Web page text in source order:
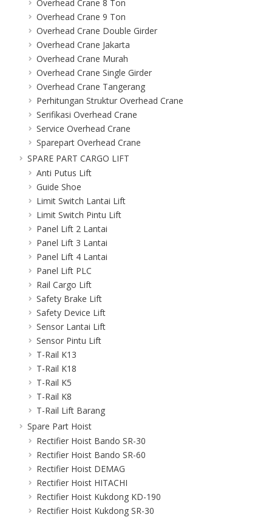
Overhead Crane 8 Ton
Overhead Crane 9 Ton
Overhead Crane Double Girder
Overhead Crane Jakarta
Overhead Crane Murah
Overhead Crane Single Girder
Overhead Crane Tangerang
Perhitungan Struktur Overhead Crane
Serifikasi Overhead Crane
Service Overhead Crane
Sparepart Overhead Crane
SPARE PART CARGO LIFT
Anti Putus Lift
Guide Shoe
Limit Switch Lantai Lift
Limit Switch Pintu Lift
Panel Lift 2 Lantai
Panel Lift 3 Lantai
Panel Lift 4 Lantai
Panel Lift PLC
Rail Cargo Lift
Safety Brake Lift
Safety Device Lift
Sensor Lantai Lift
Sensor Pintu Lift
T-Rail K13
T-Rail K18
T-Rail K5
T-Rail K8
T-Rail Lift Barang
Spare Part Hoist
Rectifier Hoist Bando SR-30
Rectifier Hoist Bando SR-60
Rectifier Hoist DEMAG
Rectifier Hoist HITACHI
Rectifier Hoist Kukdong KD-190
Rectifier Hoist Kukdong SR-30